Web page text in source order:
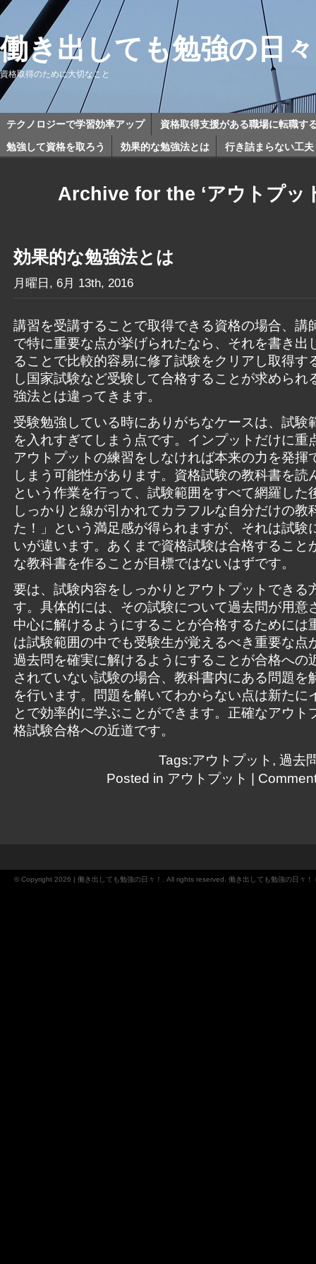
働き出しても勉強の日
資格取得のために大切なこと
テクノロジーで学習効率アップ
資格取得支援がある職場に転職す
勉強して資格を取ろう
効果的な勉強法とは 行き詰まらない工夫
Archive for the ‘アウトプッ
効果的な勉強法とは
月曜日, 6月 13th, 2016
講習を受講することで取得できる資格の場合、講
で特に重要な点が挙げられたなら、それを書き出
ることで比較的容易に修了試験をクリアし取得す
し国家試験など受験して合格することが求められ
強法とは違ってきます。
受験勉強している時にありがちなケースは、試験
を入れすぎてしまう点です。インプットだけに重
アウトプットの練習をしなければ本来の力を発揮
しまう可能性があります。資格試験の教科書を読
という作業を行って、試験範囲をすべて網羅した
しっかりと線が引かれてカラフルな自分だけの教
た！」という満足感が得られますが、それは試験
いが違います。あくまで資格試験は合格すること
な教科書を作ることが目標ではないはずです。
要は、試験内容をしっかりとアウトプットできる
す。具体的には、その試験について過去問が用意
中心に解けるようにすることが合格するためには
は試験範囲の中でも受験生が覚えるべき重要な点
過去問を確実に解けるようにすることが合格への
されていない試験の場合、教科書内にある問題を
を行います。問題を解いてわからない点は新たに
とで効率的に学ぶことができます。正確なアウト
格試験合格への近道です。
Tags:アウトプット , 過去
Posted in アウトプット
© Copyright 2026 | 働き出しても勉強の日々！. All rights reserved. 働き出しても勉強の日々